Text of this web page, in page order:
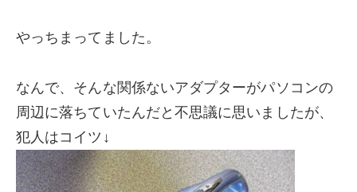
やっちまってました。
なんで、そんな関係ないアダプターがパソコンの
周辺に落ちていたんだと不思議に思いましたが、
犯人はコイツ↓